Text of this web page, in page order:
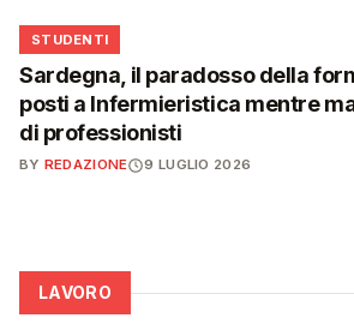
🎓
STUDENTI
Sardegna, il paradosso della
posti a Infermieristica mentre
di professionisti
BY REDAZIONE 9 LUGLIO 2026
LAVORO